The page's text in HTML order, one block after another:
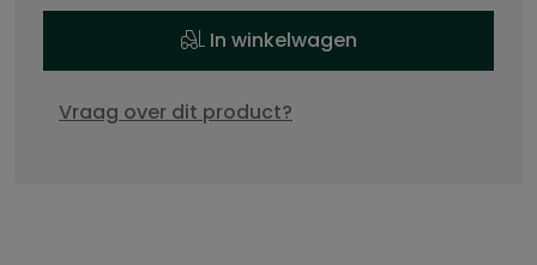
In winkelwagen
Vraag over dit product?